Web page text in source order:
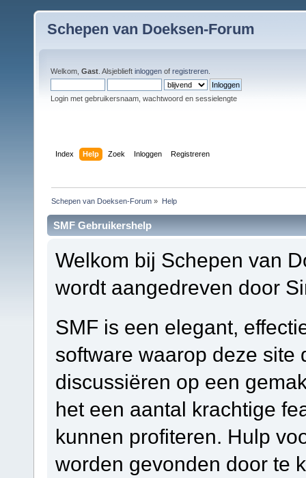
Schepen van Doeksen-Forum
Welkom, Gast . Alsjeblieft inloggen of registreren
Login met gebruikersnaam, wachtwoord en sessielengte
Index Help Zoek Inloggen Registreren
Schepen van Doeksen-Forum » Help
SMF Gebruikershelp
Welkom bij Schepen van
wordt aangedreven door
SMF is een elegant,
software waarop deze site
discussiëren op een
het een aantal krachtige
kunnen profiteren. Hulp
worden gevonden door te